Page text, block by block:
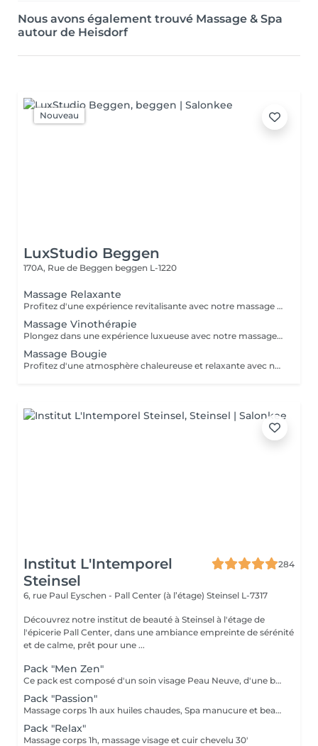
Nous avons également trouvé Massage & Spa
autour de Heisdorf
Nouveau
LuxStudio Beggen
170A, Rue de Beggen beggen L-1220
Massage Relaxante
Profitez d'une expérience revitalisante avec notre massage relaxant de 40, 60 ou 90 minutes. Nos esthéticiennes utiliseront des techniques douces pour soulager les tensions musculaires, procurant une sensation de tranquillité. Le temps de préparation et d'installation de la cliente est inclus dans la période choisie, garantissant que chaque minute soit consacrée à votre bien-être. Profitez de ce moment pour rajeunir corps et esprit.
Massage Vinothérapie
Plongez dans une expérience luxueuse avec notre massage Vinothérapie de 40, 60 ou 90 minutes. Nos Esthetcienne experts utiliseront des techniques spécifiques, combinant les bienfaits du raisin pour apaiser vos muscles et offrir une sensation de détente profonde. Le temps de préparation et d'installation de la cliente est inclus dans la durée sélectionnée, garantissant une expérience dédiée à votre bien-être. Laissez-vous emporter par ce moment de délice, revitalisant à la fois votre corps et votre esprit.
Massage Bougie
Profitez d'une atmosphère chaleureuse et relaxante avec notre massage aux bougies de 40, 60 ou 90 minutes. Nos esthéticiennes spécialisées intègrent des bougies parfumées pour créer une ambiance paisible tout en appliquant des techniques douces visant à soulager les tensions musculaires. Le temps de préparation et d'installation de la cliente est inclus dans la période choisie, garantissant que chaque minute soit dédiée à votre bien-être. Offrez-vous une expérience de rajeunissement du corps et de l'esprit dans ce cadre serein.
Institut L'Intemporel
Steinsel
284
6, rue Paul Eyschen - Pall Center (à l’étage) Steinsel L-7317
Découvrez notre institut de beauté à Steinsel à l'étage de
l'épicerie Pall Center, dans une ambiance empreinte de sérénité
et de calme, prêt pour une ...
Pack "Men Zen"
Ce pack est composé d'un soin visage Peau Neuve, d'une beauté des pieds et d'un massage "Escale à Marrakech" (1h de massage) déconnection et expérience sensorielle Pour récupérer un homme zen :-)
Pack "Passion"
Massage corps 1h aux huiles chaudes, Spa manucure et beauté des pieds + bain de paraffine
Pack "Relax"
Massage corps 1h, massage visage et cuir chevelu 30'